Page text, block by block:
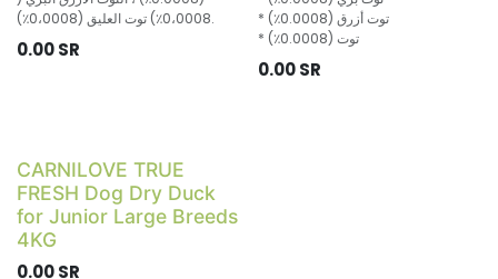
0،0008٪) توت العليق (0،0008٪).
0.00SR
* توت أزرق (0.0008٪)
* توت (0.0008٪)
0.00SR
CARNILOVE TRUE
FRESH Dog Dry Duck
for Junior Large Breeds
4KG
0.00SR